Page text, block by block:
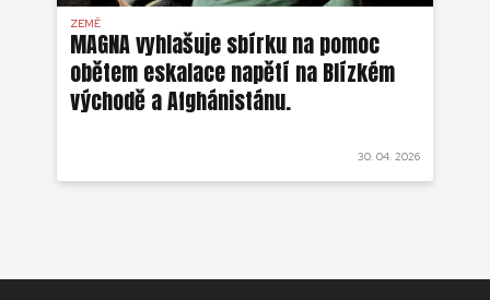
ZEMĚ
MAGNA vyhlašuje sbírku na pomoc
obětem eskalace napětí na Blízkém
východě a Afghánistánu.
30. 04. 2026